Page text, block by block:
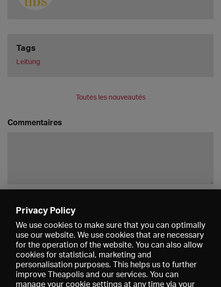
Tags
Leitung
Toutes les nouveautés
Commentaires
Privacy Policy
We use cookies to make sure that you can optimally
use our website. We use cookies that are necessary
for the operation of the website. You can also allow
cookies for statistical, marketing and
personalisation purposes. This helps us to further
improve Theapolis and our services. You can
manage your cookie settings at any time via your